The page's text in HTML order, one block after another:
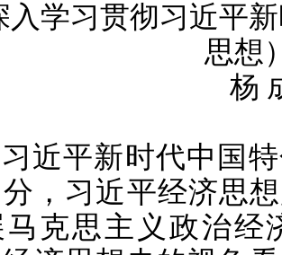
入学习贯彻习近平
思想
杨
近平新时代中国
，习近平经济思
马克思主义政治经